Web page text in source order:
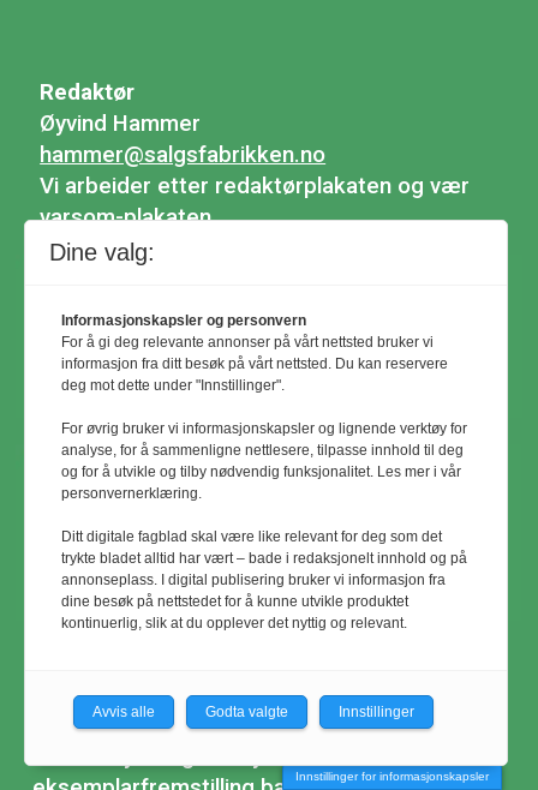
Redaktør
Øyvind Hammer
hammer@salgsfabrikken.no
Vi arbeider etter redaktørplakaten og vær
varsom-plakaten.
© Utemiljø24 & Idrettsanlegg 2024
Materialet er vernet etter åndsverkloven.
Innstillinger for informasjonskapsler
Dine valg:
Informasjonskapsler og personvern
For å gi deg relevante annonser på vårt nettsted bruker vi
informasjon fra ditt besøk på vårt nettsted. Du kan reservere
deg mot dette under "Innstillinger".
For øvrig bruker vi informasjonskapsler og lignende verktøy for
analyse, for å sammenligne nettlesere, tilpasse innhold til deg
og for å utvikle og tilby nødvendig funksjonalitet. Les mer i vår
personvernerklæring.
Ditt digitale fagblad skal være like relevant for deg som det
trykte bladet alltid har vært – bade i redaksjonelt innhold og på
annonseplass. I digital publisering bruker vi informasjon fra
dine besøk på nettstedet for å kunne utvikle produktet
kontinuerlig, slik at du opplever det nyttig og relevant.
Avvis alle Godta valgte Innstillinger